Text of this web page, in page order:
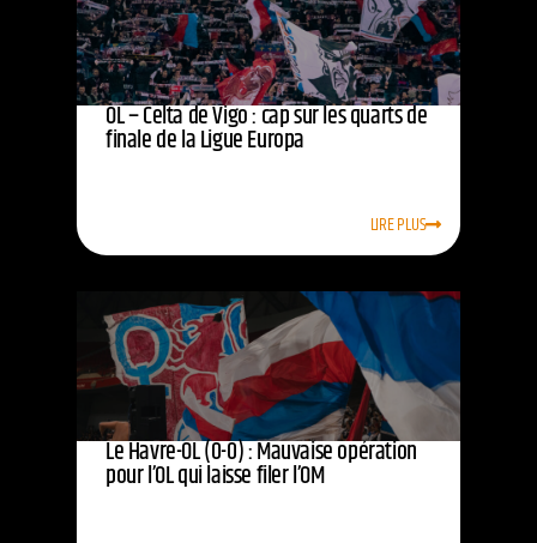
OL – Celta de Vigo : cap sur les quarts de
finale de la Ligue Europa
LIRE PLUS
Le Havre-OL (0-0) : Mauvaise opération
pour l’OL qui laisse filer l’OM